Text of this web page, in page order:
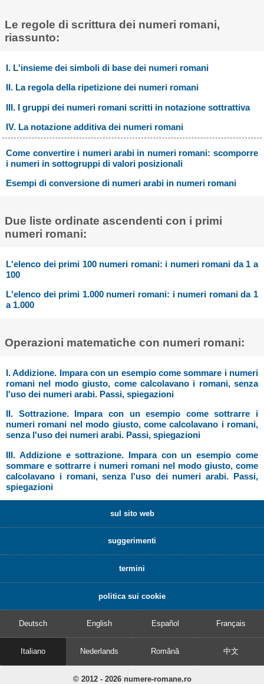
Le regole di scrittura dei numeri romani,
riassunto:
I. L'insieme dei simboli di base dei numeri romani
II. La regola della ripetizione dei numeri romani
III. I gruppi dei numeri romani scritti in notazione sottrattiva
IV. La notazione additiva dei numeri romani
Come convertire i numeri arabi in numeri romani: scomporre
i numeri in sottogruppi di valori posizionali
Esempi di conversione di numeri arabi in numeri romani
Due liste ordinate ascendenti con i primi
numeri romani:
L'elenco dei primi 100 numeri romani: i numeri romani da 1 a
100
L'elenco dei primi 1.000 numeri romani: i numeri romani da 1
a 1.000
Operazioni matematiche con numeri romani:
I. Addizione. Impara con un esempio come sommare i numeri
romani nel modo giusto, come calcolavano i romani, senza
l'uso dei numeri arabi. Passi, spiegazioni
II. Sottrazione. Impara con un esempio come sottrarre i
numeri romani nel modo giusto, come calcolavano i romani,
senza l'uso dei numeri arabi. Passi, spiegazioni
III. Addizione e sottrazione. Impara con un esempio come
sommare e sottrarre i numeri romani nel modo giusto, come
calcolavano i romani, senza l'uso dei numeri arabi. Passi,
spiegazioni
sul sito web
suggerimenti
termini
politica sui cookie
Deutsch English Español Français
Italiano Nederlands Română 中文
© 2012 - 2026 numere-romane.ro